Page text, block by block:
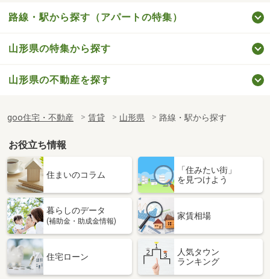
路線・駅から探す（アパートの特集）
山形県の特集から探す
山形県の不動産を探す
goo住宅・不動産 賃貸 山形県 路線・駅から探す
お役立ち情報
住まいのコラム
「住みたい街」
を見つけよう
暮らしのデータ
(補助金・助成金情報)
家賃相場
住宅ローン
人気タウン
ランキング